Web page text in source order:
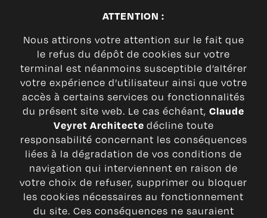
ATTENTION :
Nous attirons votre attention sur le fait que
le refus du dépôt de cookies sur votre
terminal est néanmoins susceptible d’altérer
votre expérience d’utilisateur ainsi que votre
accès à certains services ou fonctionnalités
du présent site web. Le cas échéant, Claude
Veyret Architecte décline toute
responsabilité concernant les conséquences
liées à la dégradation de vos conditions de
navigation qui interviennent en raison de
votre choix de refuser, supprimer ou bloquer
les cookies nécessaires au fonctionnement
du site. Ces conséquences ne sauraient